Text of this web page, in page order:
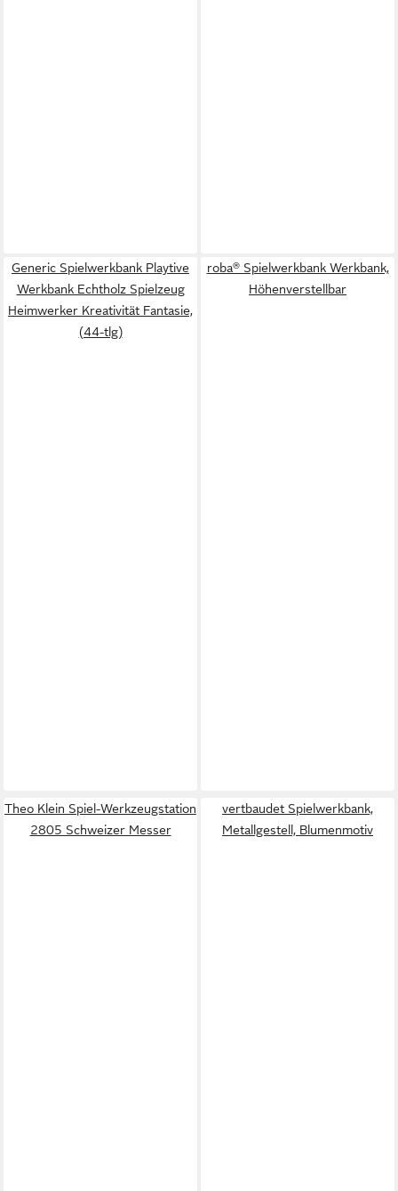
Generic Spielwerkbank Playtive
Werkbank Echtholz Spielzeug
Heimwerker Kreativität Fantasie,
(44-tlg)
roba® Spielwerkbank Werkbank,
Höhenverstellbar
Theo Klein Spiel-Werkzeugstation
2805 Schweizer Messer
vertbaudet Spielwerkbank,
Metallgestell, Blumenmotiv